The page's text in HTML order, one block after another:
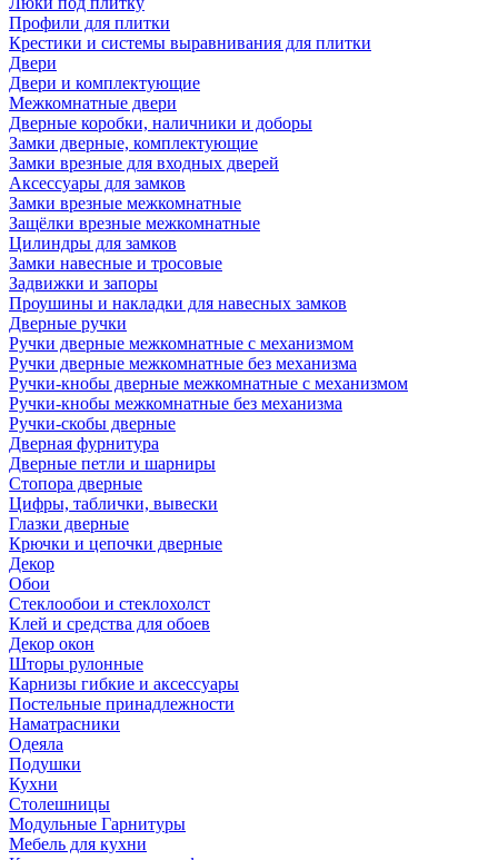
Профили для плитки
Крестики и системы выравнивания для плитки
Двери
Двери и комплектующие
Межкомнатные двери
Дверные коробки, наличники и доборы
Замки дверные, комплектующие
Замки врезные для входных дверей
Аксессуары для замков
Замки врезные межкомнатные
Защёлки врезные межкомнатные
Цилиндры для замков
Замки навесные и тросовые
Задвижки и запоры
Проушины и накладки для навесных замков
Дверные ручки
Ручки дверные межкомнатные с механизмом
Ручки дверные межкомнатные без механизма
Ручки-кнобы дверные межкомнатные с механизмом
Ручки-кнобы межкомнатные без механизма
Ручки-скобы дверные
Дверная фурнитура
Дверные петли и шарниры
Стопора дверные
Цифры, таблички, вывески
Глазки дверные
Крючки и цепочки дверные
Декор
Обои
Стеклообои и стеклохолст
Клей и средства для обоев
Декор окон
Шторы рулонные
Карнизы гибкие и аксессуары
Постельные принадлежности
Наматрасники
Одеяла
Подушки
Кухни
Столешницы
Модульные Гарнитуры
Мебель для кухни